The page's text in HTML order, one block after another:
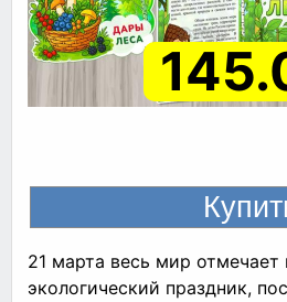
21 марта весь мир
экологический праздник,